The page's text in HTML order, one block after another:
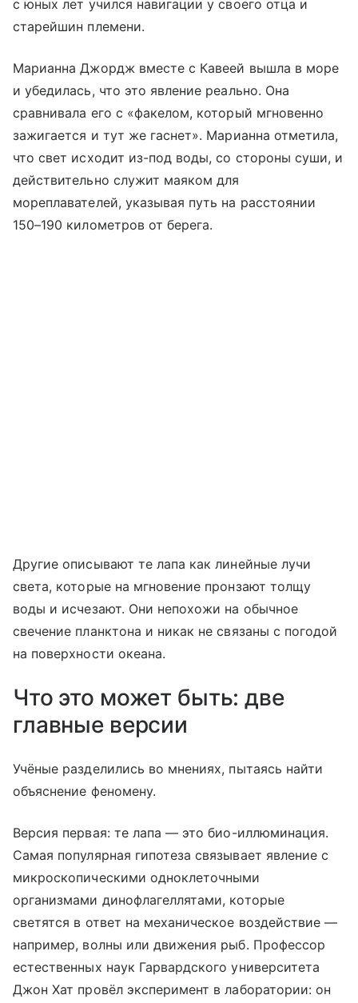
с юных лет учился навигации у своего отца и
старейшин племени.
Марианна Джордж вместе с Кавеей вышла в море
и убедилась, что это явление реально. Она
сравнивала его с «факелом, который мгновенно
зажигается и тут же гаснет». Марианна отметила,
что свет исходит из-под воды, со стороны суши, и
действительно служит маяком для
мореплавателей, указывая путь на расстоянии
150–190 километров от берега.
Другие описывают те лапа как линейные лучи
света, которые на мгновение пронзают толщу
воды и исчезают. Они непохожи на обычное
свечение планктона и никак не связаны с погодой
на поверхности океана.
Что это может быть: две
главные версии
Учёные разделились во мнениях, пытаясь найти
объяснение феномену.
Версия первая: те лапа — это био-иллюминация.
Самая популярная гипотеза связывает явление с
микроскопическими одноклеточными
организмами динофлагеллятами, которые
светятся в ответ на механическое воздействие —
например, волны или движения рыб. Профессор
естественных наук Гарвардского университета
Джон Хат провёл эксперимент в лаборатории: он